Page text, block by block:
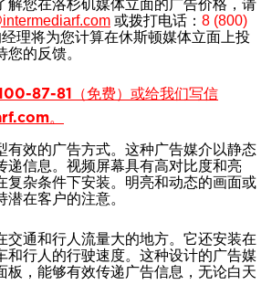
解您在洛杉矶媒体立面的广告价格，请
或拨打电话： 8 (800)
理将为您计算在休斯顿媒体立面上投
的反馈。
87-81（免费）或给我们写信
。
有效的广告方式。这种广告媒介以静态
递信息。视频屏幕具有高对比度和亮
复杂条件下安装。明亮和动态的画面或
在客户的注意。
交通和行人流量大的地方。它还安装在
和行人的行驶速度。这种设计的广告媒
板，能够有效传递广告信息，无论白天